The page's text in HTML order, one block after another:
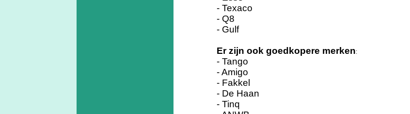
- Texaco
- Q8
- Gulf
Er zijn ook goedkopere merken:
- Tango
- Amigo
- Fakkel
- De Haan
- Tinq